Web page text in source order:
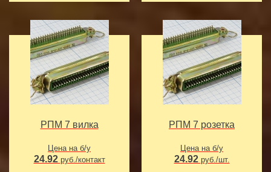
РПМ 7 вилка
Цена на б/у
24.92 руб./контакт
РПМ 7 розетка
Цена на б/у
24.92 руб./шт.